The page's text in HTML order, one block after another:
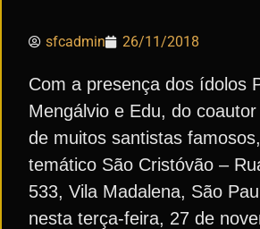
sfcadmin 26/11/2018
Com a presença dos ídolos
Mengálvio e Edu, do coautor
de muitos santistas
temático São Cristóvão –
533, Vila Madalena, São
nesta terça-feira, 27 de